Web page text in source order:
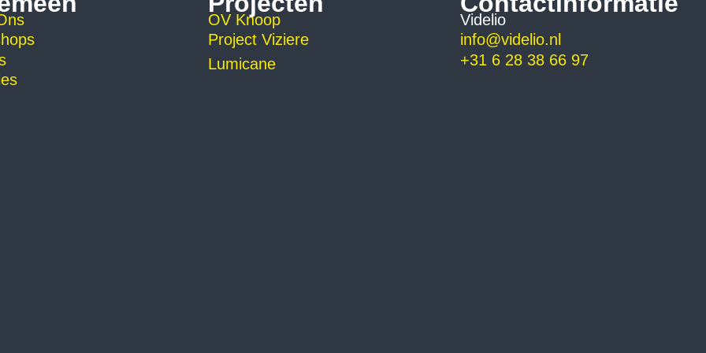
OV Knoop
Project Viziere
Lumicane
Videlio
info@videlio.nl
+31 6 28 38 66 97